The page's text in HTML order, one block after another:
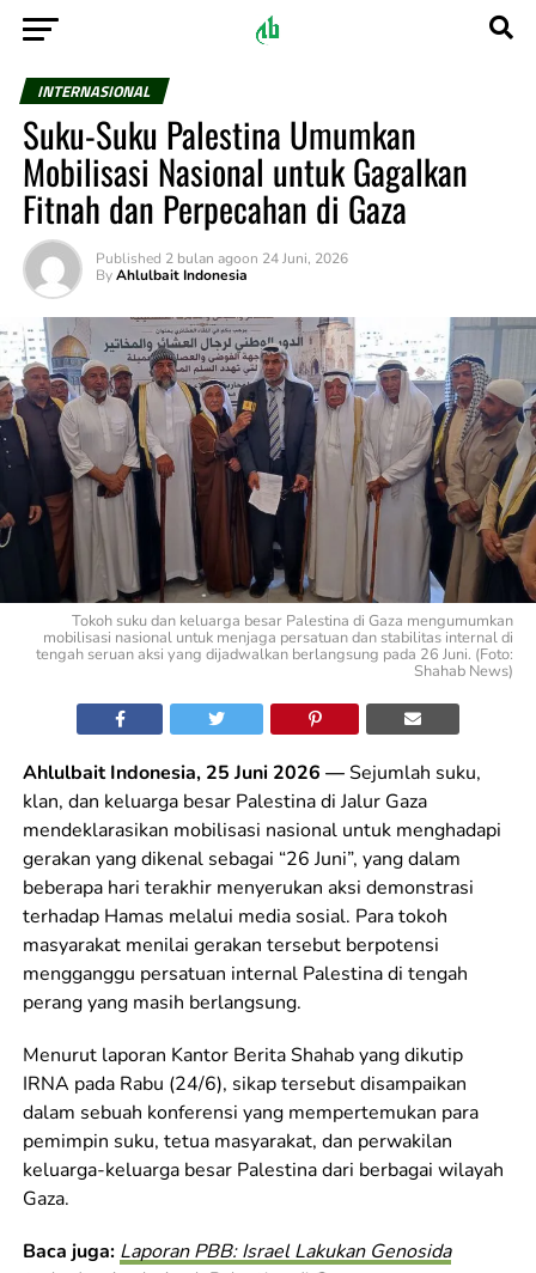
INTERNASIONAL
Suku-Suku Palestina Umumkan
Mobilisasi Nasional untuk Gagalkan
Fitnah dan Perpecahan di Gaza
Published 2 bulan agoon 24 Juni, 2026
By Ahlulbait Indonesia
Tokoh suku dan keluarga besar Palestina di Gaza mengumumkan
mobilisasi nasional untuk menjaga persatuan dan stabilitas internal di
tengah seruan aksi yang dijadwalkan berlangsung pada 26 Juni. (Foto:
Shahab News)
Ahlulbait Indonesia, 25 Juni 2026 —Sejumlah suku,
klan, dan keluarga besar Palestina di Jalur Gaza
mendeklarasikan mobilisasi nasional untuk menghadapi
gerakan yang dikenal sebagai “26 Juni”, yang dalam
beberapa hari terakhir menyerukan aksi demonstrasi
terhadap Hamas melalui media sosial. Para tokoh
masyarakat menilai gerakan tersebut berpotensi
mengganggu persatuan internal Palestina di tengah
perang yang masih berlangsung.
Menurut laporan Kantor Berita Shahab yang dikutip
IRNA pada Rabu (24/6), sikap tersebut disampaikan
dalam sebuah konferensi yang mempertemukan para
pemimpin suku, tetua masyarakat, dan perwakilan
keluarga-keluarga besar Palestina dari berbagai wilayah
Gaza.
Baca juga: Laporan PBB: Israel Lakukan Genosida